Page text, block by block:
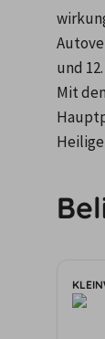
und
Mit